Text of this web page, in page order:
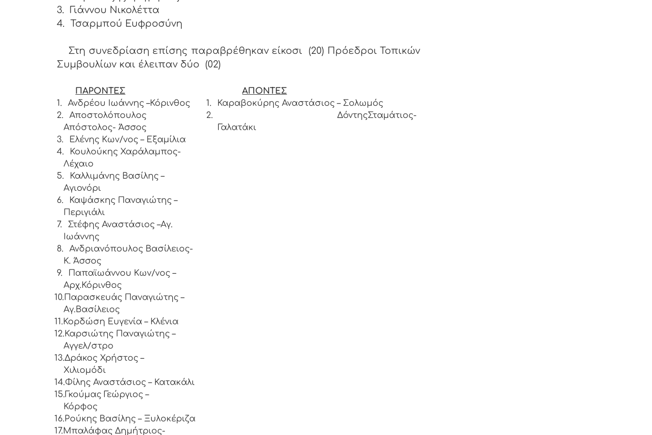
3.
Γιάννου Νικολέττα
4.
Τσαρμπού Ευφροσύνη
Στη συνεδρίαση επίσης παραβρέθηκαν είκοσι (20) Πρόεδροι Τοπικών
Συμβουλίων και έλειπαν δύο (02)
ΠΑΡΟΝΤΕΣ
1.
Ανδρέου Ιωάννης –Κόρινθος
2.
Αποστολόπουλος
Απόστολος- Άσσος
3.
Ελένης Κων/νος – Εξαμίλια
4.
Κουλούκης Χαράλαμπος-
Λέχαιο
5.
Καλλιμάνης Βασίλης –
Αγιονόρι
6.
Καψάσκης Παναγιώτης –
Περιγιάλι
7.
Στέφης Αναστάσιος –Αγ.
Ιωάννης
8.
Ανδριανόπουλος Βασίλειος-
K. Άσσος
9.
Παπαϊωάννου Κων/νος –
Αρχ.Κόρινθος
10.Παρασκευάς Παναγιώτης –
Αγ.Βασίλειος
11.Κορδώση Ευγενία – Κλένια
12.Καρσιώτης Παναγιώτης –
Αγγελ/στρο
13.Δράκος Χρήστος –
Χιλιομόδι
14.Φίλης Αναστάσιος – Κατακάλι
15.Γκούμας Γεώργιος –
Κόρφος
16.Ρούκης Βασίλης – Ξυλοκέριζα
17.Μπαλάφας Δημήτριος-
ΑΠΟΝΤΕΣ
1.
Καραβοκύρης Αναστάσιος – Σολωμός
2.
ΔόντηςΣταμάτιος-
Γαλατάκι